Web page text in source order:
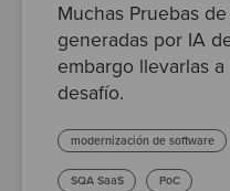
Muchas Pruebas
generadas por IA
embargo llevarlas
desafío.
modernización de software
SQA SaaS PoC